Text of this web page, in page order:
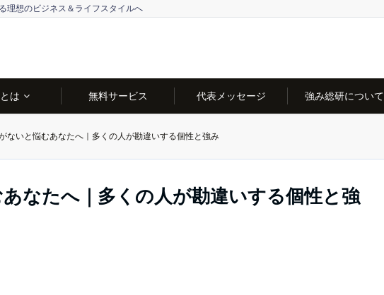
理想のビジネス＆ライフスタイルへ
は 無料サービス 代表メッセージ 強み総研について
ないと悩むあなたへ｜多くの人が勘違いする個性と強み
なたへ｜多くの人が勘違いする個性と強